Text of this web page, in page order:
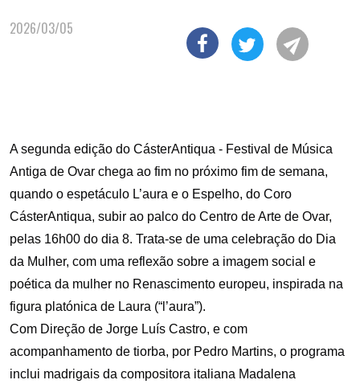
2026/03/05
A segunda edição do CásterAntiqua - Festival de Música
Antiga de Ovar chega ao fim no próximo fim de semana,
quando o espetáculo L’aura e o Espelho, do Coro
CásterAntiqua, subir ao palco do Centro de Arte de Ovar,
pelas 16h00 do dia 8. Trata-se de uma celebração do Dia
da Mulher, com uma reflexão sobre a imagem social e
poética da mulher no Renascimento europeu, inspirada na
figura platónica de Laura (“l’aura”).
Com Direção de Jorge Luís Castro, e com
acompanhamento de tiorba, por Pedro Martins, o programa
inclui madrigais da compositora italiana Madalena